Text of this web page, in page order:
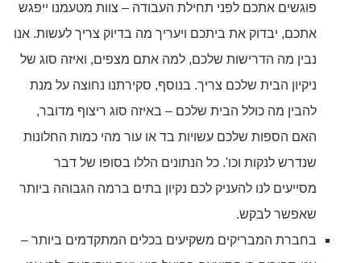
פוגשים אתכם לפני תחילת העבודה – צוות מטעמנו ייפגש
אתכם, יבדוק את ביתכם ויעריך מה בדיוק צריך לעשות. אנו
נבין מה הדרישות שלכם, למה אתם מצפים, ואיזה סוג של
ניקיון הבית שלכם צריך. בנוסף, סקירתנו נחוצה על מנת
להבין מה כולל הבית שלכם – באיזה סוג ריצוף מדובר,
האם הספות שלכם עשויות בד או עור מהי כמות החלונות
שנדרש לנקות וכו'. כל הנתונים הללו בסופו של דבר
מסייעים לנו להעניק לכם נקיון בתים ברמה הגבוהה ביותר
שאפשר לבקש.
בחברת המבריקים משקיעים בכלים המתקדמים ביותר –